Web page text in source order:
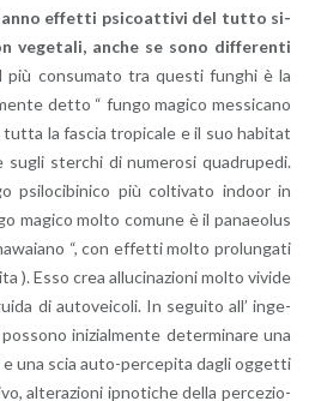
ef­fet­ti psi­coat­ti­vi del tutto si­
ve­ge­ta­li, anche se sono dif­fe­ren­ti
più con­su­ma­to tra que­sti fun­ghi è la
detto “ fungo ma­gi­co mes­si­ca­no
tutta la fa­scia tro­pi­ca­le e il suo ha­bi­tat
sugli ster­chi di nu­me­ro­si qua­dru­pe­di.
psi­lo­ci­bi­ni­co più col­ti­va­to in­door in
ma­gi­co molto co­mu­ne è il pa­naeo­lus
“, con ef­fet­ti molto pro­lun­ga­ti
). Esso crea al­lu­ci­na­zio­ni molto vi­vi­de
di au­to­vei­co­li. In se­gui­to all’ in­ge­
ini­zial­men­te de­ter­mi­na­re una
una scia au­to-per­ce­pi­ta dagli og­get­ti
al­te­ra­zio­ni ip­no­ti­che della per­ce­zio­